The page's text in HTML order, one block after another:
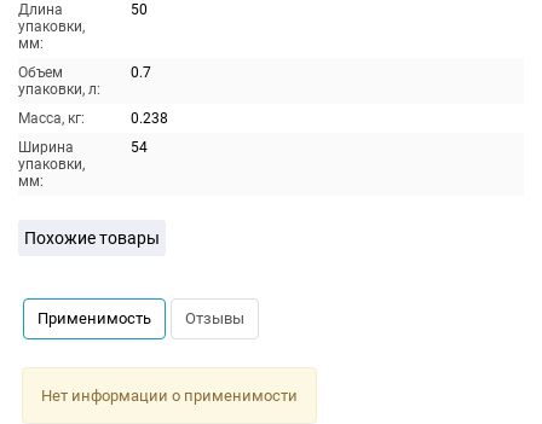
Длина
упаковки,
мм:
50
Объем
упаковки, л:
0.7
Масса, кг:
0.238
Ширина
упаковки,
мм:
54
Похожие товары
Применимость Отзывы
Нет информации о применимости